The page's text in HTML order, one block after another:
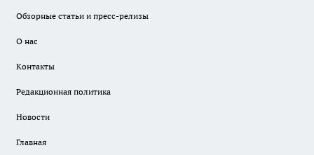
Обзорные статьи и пресс-релизы
О нас
Контакты
Редакционная политика
Новости
Главная